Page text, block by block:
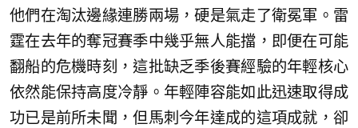
他們在淘汰邊緣連勝兩場，硬是氣走了衛冕軍。雷
霆在去年的奪冠賽季中幾乎無人能擋，即便在可能
翻船的危機時刻，這批缺乏季後賽經驗的年輕核心
依然能保持高度冷靜。年輕陣容能如此迅速取得成
功已是前所未聞，但馬刺今年達成的這項成就，卻